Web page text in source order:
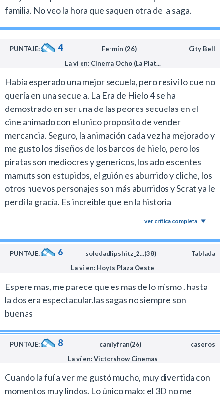
Blue Sky no le puede sacar más jugo a estos personajes
porque ya dieron todo lo que tenían para ofrecer.
que en principio nunca necesitó una continuación.
¿Cuánto más van a estirar el chiste de la ardilla Scrath y
la bellota?
Por eso defiendo a la serie de Tinkerbell de Disney,
porque más allá de la faceta comercial y los productos
que venden, todas las películas presentan siempre un
concepto distinto y los personajes experimentan
situaciones nuevas. Son producciones inocentes para
los más chicos que están muy cuidadas. Las secuelas a
veces pueden ser buenas cuando están bien hechas. La
trilogía de Toy Story y Kung Fu Panda 2 son un claro
ejemplo de ello.
personajes pero los argumentos van siempre por el
mismo rumbo y ya la serie no da para más.
El año que viene Blue Sky presentará algo nuevo con el
estreno de El reino secreto, una historia basada en el
animada para niños Rolie Polie Olie. Crucemos los
dedos para ver algo más creativo.
familia. No veo la hora que saquen otra de la saga.
PUNTAJE: 4 Fermín (26)
City Bell
La ví en: Cinema Ocho (La Plat...
Había esperado una mejor secuela, pero resiví lo que no
quería en una secuela. La Era de Hielo 4 se ha
demostrado en ser una de las peores secuelas en el
cine animado con el unico proposito de vender
mercancia. Seguro, la animación cada vez ha mejorado y
me gusto los diseños de los barcos de hielo, pero los
piratas son mediocres y genericos, los adolescentes
mamuts son estupidos, el guión es aburrido y cliche, los
otros nuevos personajes son más aburridos y Scrat ya le
perdí la gracía. Es increible que en la historia
de la franquicia al igual que la 3. Un desperdicio.
ver crítica completa
PUNTAJE: 6 soledadlipshitz_2...(38)
Tablada
La ví en: Hoyts Plaza Oeste
Espere mas, me parece que es mas de lo mismo . hasta
la dos era espectacular.las sagas no siempre son
buenas
PUNTAJE: 8 camiyfran(26)
caseros
La ví en: Victorshow Cinemas
Cuando la fuí a ver me gustó mucho, muy divertida con
momentos muy lindos. Lo único malo: el 3D no me